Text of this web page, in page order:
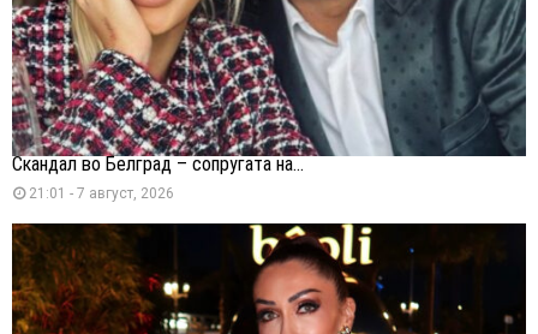
Скандал во Белград – сопругата на...
21:01 - 7 август, 2026